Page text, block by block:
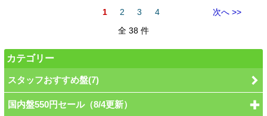
1 2 3 4
次へ >>
全 38 件
カテゴリー
スタッフおすすめ盤(7)
国内盤550円セール（8/4更新）